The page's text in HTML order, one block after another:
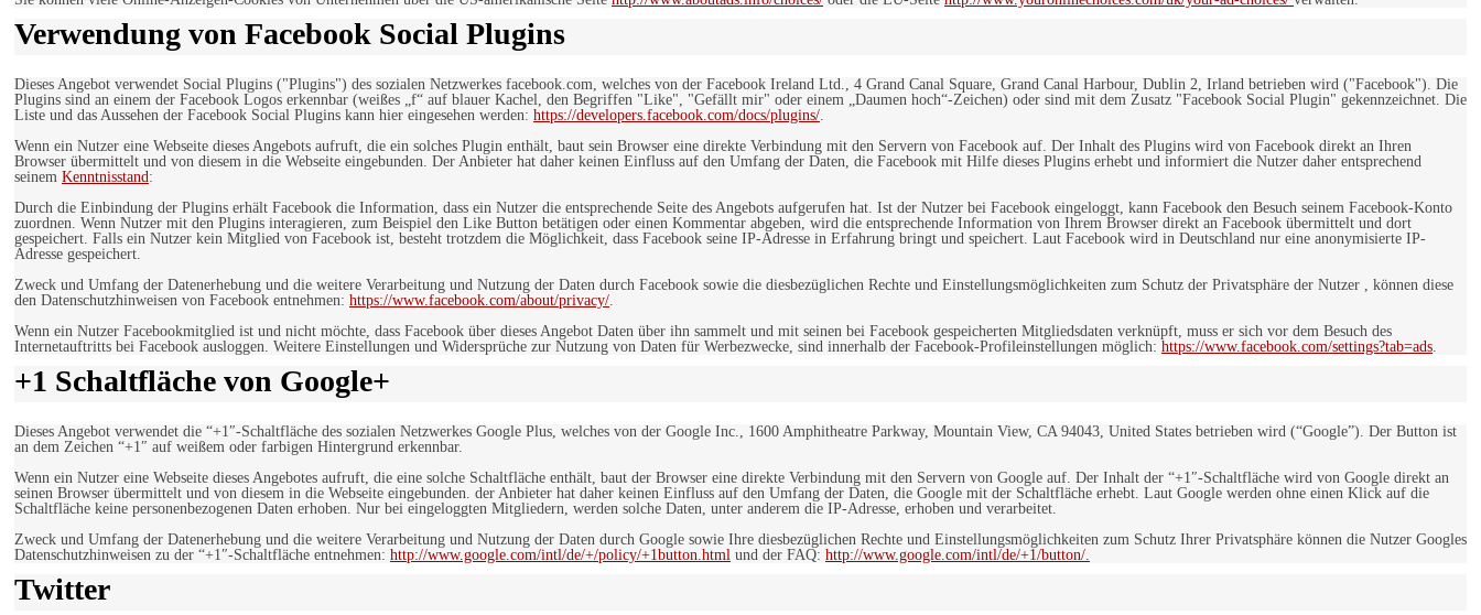
Verwendung von Facebook Social Plugins
Dieses Angebot verwendet Social Plugins ("Plugins") des sozialen Netzwerkes facebook.com, welches von der Facebook Ireland Ltd., 4 Grand Canal Square, Grand Canal Harbour, Dublin 2, Irland betrieben wird ("Facebook"). Die
Plugins sind an einem der Facebook Logos erkennbar (weißes „f“ auf blauer Kachel, den Begriffen "Like", "Gefällt mir" oder einem „Daumen hoch“-Zeichen) oder sind mit dem Zusatz "Facebook Social Plugin" gekennzeichnet. Die
Liste und das Aussehen der Facebook Social Plugins kann hier eingesehen werden: https://developers.facebook.com/docs/plugins/.
Wenn ein Nutzer eine Webseite dieses Angebots aufruft, die ein solches Plugin enthält, baut sein Browser eine direkte Verbindung mit den Servern von Facebook auf. Der Inhalt des Plugins wird von Facebook direkt an Ihren
Browser übermittelt und von diesem in die Webseite eingebunden. Der Anbieter hat daher keinen Einfluss auf den Umfang der Daten, die Facebook mit Hilfe dieses Plugins erhebt und informiert die Nutzer daher entsprechend
seinem Kenntnisstand:
Durch die Einbindung der Plugins erhält Facebook die Information, dass ein Nutzer die entsprechende Seite des Angebots aufgerufen hat. Ist der Nutzer bei Facebook eingeloggt, kann Facebook den Besuch seinem Facebook-Konto
zuordnen. Wenn Nutzer mit den Plugins interagieren, zum Beispiel den Like Button betätigen oder einen Kommentar abgeben, wird die entsprechende Information von Ihrem Browser direkt an Facebook übermittelt und dort
gespeichert. Falls ein Nutzer kein Mitglied von Facebook ist, besteht trotzdem die Möglichkeit, dass Facebook seine IP-Adresse in Erfahrung bringt und speichert. Laut Facebook wird in Deutschland nur eine anonymisierte IP-
Adresse gespeichert.
Zweck und Umfang der Datenerhebung und die weitere Verarbeitung und Nutzung der Daten durch Facebook sowie die diesbezüglichen Rechte und Einstellungsmöglichkeiten zum Schutz der Privatsphäre der Nutzer , können diese
den Datenschutzhinweisen von Facebook entnehmen: https://www.facebook.com/about/privacy/.
Wenn ein Nutzer Facebookmitglied ist und nicht möchte, dass Facebook über dieses Angebot Daten über ihn sammelt und mit seinen bei Facebook gespeicherten Mitgliedsdaten verknüpft, muss er sich vor dem Besuch des
Internetauftritts bei Facebook ausloggen. Weitere Einstellungen und Widersprüche zur Nutzung von Daten für Werbezwecke, sind innerhalb der Facebook-Profileinstellungen möglich: https://www.facebook.com/settings?tab=ads.
+1 Schaltfläche von Google+
Dieses Angebot verwendet die “+1″-Schaltfläche des sozialen Netzwerkes Google Plus, welches von der Google Inc., 1600 Amphitheatre Parkway, Mountain View, CA 94043, United States betrieben wird (“Google”). Der Button ist
an dem Zeichen “+1″ auf weißem oder farbigen Hintergrund erkennbar.
Wenn ein Nutzer eine Webseite dieses Angebotes aufruft, die eine solche Schaltfläche enthält, baut der Browser eine direkte Verbindung mit den Servern von Google auf. Der Inhalt der “+1″-Schaltfläche wird von Google direkt an
seinen Browser übermittelt und von diesem in die Webseite eingebunden. der Anbieter hat daher keinen Einfluss auf den Umfang der Daten, die Google mit der Schaltfläche erhebt. Laut Google werden ohne einen Klick auf die
Schaltfläche keine personenbezogenen Daten erhoben. Nur bei eingeloggten Mitgliedern, werden solche Daten, unter anderem die IP-Adresse, erhoben und verarbeitet.
Zweck und Umfang der Datenerhebung und die weitere Verarbeitung und Nutzung der Daten durch Google sowie Ihre diesbezüglichen Rechte und Einstellungsmöglichkeiten zum Schutz Ihrer Privatsphäre können die Nutzer Googles
Datenschutzhinweisen zu der “+1″-Schaltfläche entnehmen: http://www.google.com/intl/de/+/policy/+1button.html und der FAQ: http://www.google.com/intl/de/+1/button/.
Twitter